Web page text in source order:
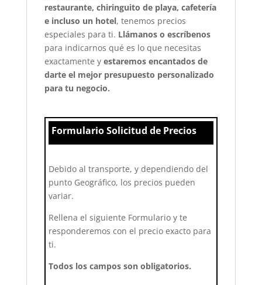
restaurante, chiringuito de playa, cafetería
e incluso un hotel, tenemos precios
especiales para ti. Llámanos o escríbenos
para indicarnos qué es lo que necesitas
exactamente y estaremos encantados de
darte el mejor presupuesto personalizado
para tu negocio.
Formulario Solicitud de Precios
Debido al transporte, y dependiendo del
punto Geográfico, los precios pueden
variar.
Rellena el siguiente Formulario y te
responderemos con el precio exacto para
ti.
Todos los campos son obligatorios.